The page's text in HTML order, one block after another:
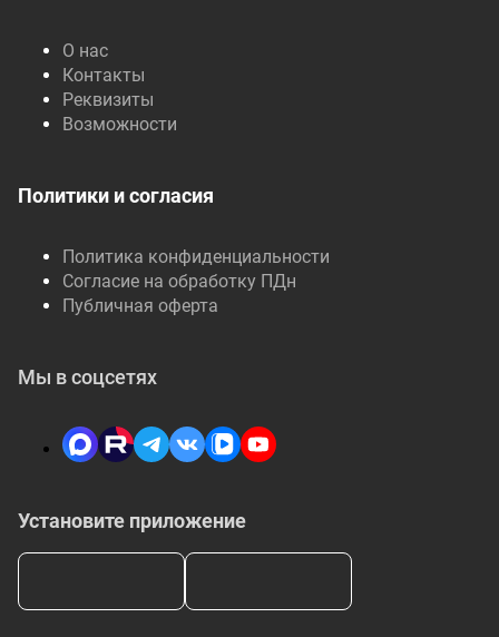
О нас
Контакты
Реквизиты
Возможности
Политики и согласия
Политика конфиденциальности
Согласие на обработку ПДн
Публичная оферта
Установите приложение
Мы в соцсетях